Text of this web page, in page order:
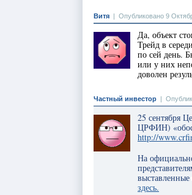
Витя Опубликовано 9
Да, объект
Трейд в
по сей день.
или у них
доволен
Частный инвестор
25 сентября
ЦРФИН)
http://
На
здесь.